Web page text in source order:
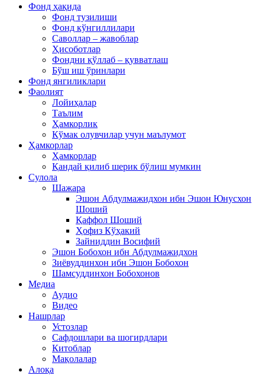
Фонд ҳақида
Фонд тузилиши
Фонд кўнгиллилари
Саволлар – жавоблар
Ҳисоботлар
Фондни қўллаб – қувватлаш
Бўш иш ўринлари
Фонд янгиликлари
Фаолият
Лойиҳалар
Таълим
Ҳамкорлик
Кўмак олувчилар учун маълумот
Ҳамкорлар
Ҳамкорлар
Қандай қилиб шерик бўлиш мумкин
Сулола
Шажара
Эшон Абдулмажидхон ибн Эшон Юнусхон
Шоший
Қаффол Шоший
Ҳофиз Кўҳакий
Зайниддин Восифий
Эшон Бобохон ибн Абдулмажидхон
Зиёвуддинхон ибн Эшон Бобохон
Шамсуддинхон Бобохонов
Медиа
Аудио
Видео
Нашрлар
Устозлар
Сафдошлари ва шогирдлари
Китоблар
Мақолалар
Алоқа